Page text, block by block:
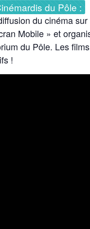
du Pôle :
du cinéma
Mobile » et
du Pôle. Les
!